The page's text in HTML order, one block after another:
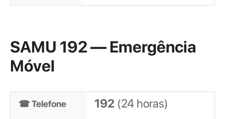
SAMU 192 — Emergência
Móvel
☎ Telefone 192 (24 horas)